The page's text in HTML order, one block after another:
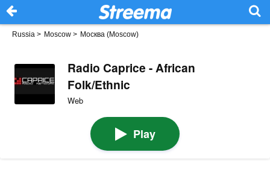
Russia > Moscow > Москва (Moscow)
Radio Caprice - African
Folk/Ethnic
Web
Play